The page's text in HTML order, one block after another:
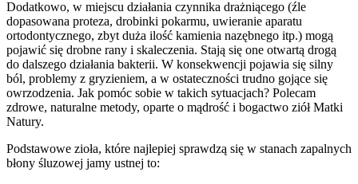
Dodatkowo, w miejscu działania czynnika drażniącego (źle
dopasowana proteza, drobinki pokarmu, uwieranie aparatu
ortodontycznego, zbyt duża ilość kamienia nazębnego itp.) mogą
pojawić się drobne rany i skaleczenia. Stają się one otwartą drogą
do dalszego działania bakterii. W konsekwencji pojawia się silny
ból, problemy z gryzieniem, a w ostateczności trudno gojące się
owrzodzenia. Jak pomóc sobie w takich sytuacjach? Polecam
zdrowe, naturalne metody, oparte o mądrość i bogactwo ziół Matki
Natury.
Podstawowe zioła, które najlepiej sprawdzą się w stanach zapalnych
błony śluzowej jamy ustnej to: